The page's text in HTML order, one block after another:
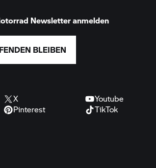
Newsletter anmelden
BLEIBEN
X
Youtube
Pinterest
TikTok